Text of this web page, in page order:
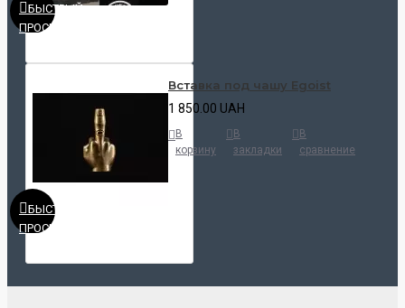
БЫСТРЫЙ
ПРОСМОТР
БЫСТРЫЙ
ПРОСМОТР
Вставка под чашу Egoist
1 850.00 UAH
В
корзину
В
закладки
В
сравнение